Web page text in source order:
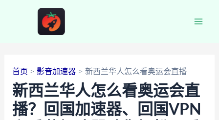
首页 影音加速器 新西兰华人怎么看奥运会直播
新西兰华人怎么看奥运会直
播？回国加速器、回国VPN